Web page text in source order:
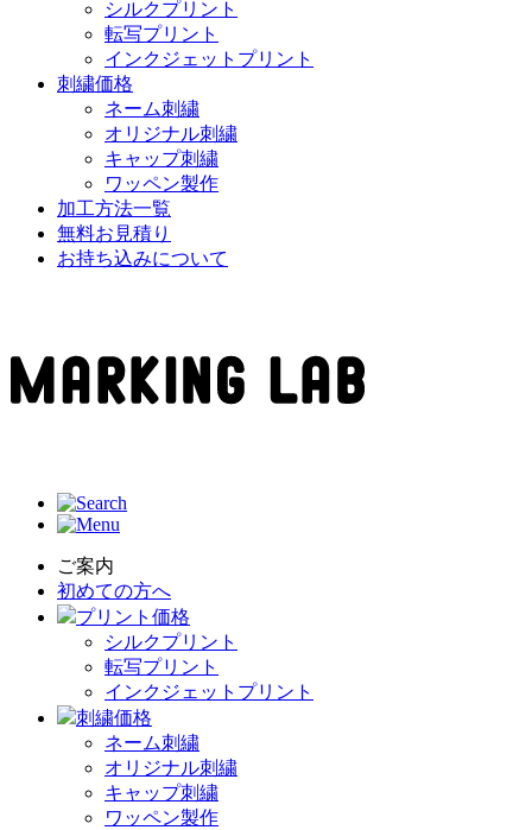
シルクプリント
転写プリント
インクジェットプリント
刺繍価格
ネーム刺繍
オリジナル刺繍
キャップ刺繍
ワッペン製作
加工方法一覧
無料お見積り
お持ち込みについて
ご案内
初めての方へ
プリント価格
シルクプリント
転写プリント
インクジェットプリント
刺繍価格
ネーム刺繍
オリジナル刺繍
キャップ刺繍
ワッペン製作